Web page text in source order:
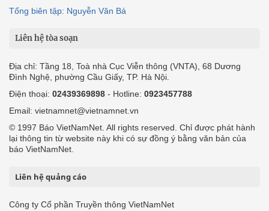
Tổng biên tập: Nguyễn Văn Bá
Liên hệ tòa soạn
Địa chỉ: Tầng 18, Toà nhà Cục Viễn thông (VNTA), 68 Dương
Đình Nghệ, phường Cầu Giấy, TP. Hà Nội.
Điện thoại: 02439369898 - Hotline: 0923457788
Email: vietnamnet@vietnamnet.vn
© 1997 Báo VietNamNet. All rights reserved. Chỉ được phát hành
lại thông tin từ website này khi có sự đồng ý bằng văn bản của
báo VietNamNet.
Liên hệ quảng cáo
Công ty Cổ phần Truyền thông VietNamNet